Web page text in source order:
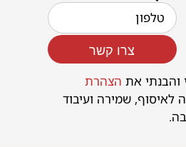
והבנתי את הצהרת
לאיסוף, שמירה ועיבוד
צרו קשר